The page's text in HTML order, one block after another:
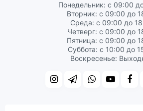
Понедельник: с 09:00
Вторник: с 09:00 до
Среда: с 09:00 до
Четверг: с 09:00 до
Пятница: с 09:00 до
Суббота: с 10:00 до
Воскресенье: